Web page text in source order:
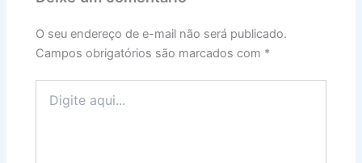
O seu endereço de e-mail não será publicado.
Campos obrigatórios são marcados com *
aqui...